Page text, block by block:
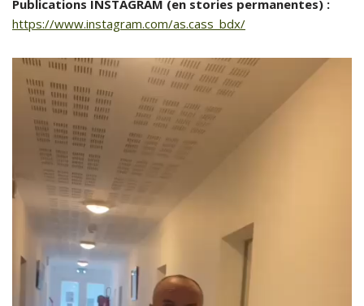
Publications INSTAGRAM (en stories permanentes) :
https://www.instagram.com/as.cass_bdx/